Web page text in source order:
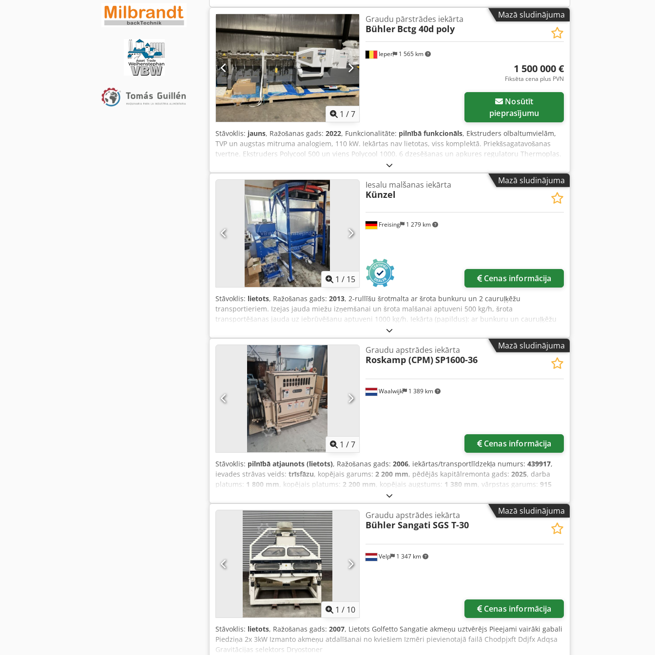
Mazā sludinājuma
1 /7
Ieper 1 565 km
Graudu pārstrādes iekārta
Bühler Bctg 40d poly
1 500 000 €
Fiksēta cena plus PVN
pieprasījumu
Stāvoklis: jauns, Ražošanas gads: 2022, Funkcionalitāte: pilnībā funkcionāls, Ekstruders olbaltumvielām,
TVP un augstas mitruma analogiem, 110 kW. Iekārtas nav lietotas, viss komplektā. Priekšsagatavošanas
tvertne. Ekstruders Polycool 500 un viens Polycool 1000. 6 dzesēšanas un apkures regulatoru Thermoplas.
Buhler dozēšanas sistēma (zaudējums svarā) olbaltumvielām. Nerūsējošā tērauda vadības panelis.
Ekstrudera ventilācijas sistēma. Šķidruma dozēšanas sistēma Netsch. Chjdpfxjzh I Dqs Adqsa
Mazā sludinājuma
1 / 15
Freising 1 279 km
Iesalu malšanas iekārta
Künzel
Cenas informācija
Stāvoklis: lietots, Ražošanas gads: 2013, 2-rullīšu šrotmalta ar šrota bunkuru un 2 cauruļķēžu
transportieriem. Izejas jauda miežu izņemšanai un šrota malšanai aptuveni 500 kg/h, šrota
transportēšanas jauda uz iebrūvēšanu aptuveni 1000 kg/h. Iekārta (papildus): ar bunkuru un cauruļķēžu
transportieriem Miežu transporta jauda apm.: 500 kg/h Malšanas jauda apm.: 500 kg/h Šrota
transportēšanas jauda: 1000 kg/h Šrota bunkura tilpums apm.: 450 kg Novietojums/pozīcija: uzstādīšana
uz līdzenas grīdas, malta uz šrota bunkura Aprīkojums: 1 cauruļķēžu transportieris no silosa līdz maltai, 1
cauruļķēžu transportieris no šrota bunkura līdz vārošanas traukam, 1 miežu šrotmalta, 1 šrota bunkurs
Chedow Tdygopfx Adqja
Mazā sludinājuma
1 /7
Waalwijk 1 389 km
Graudu apstrādes iekārta
Roskamp (CPM)SP1600-36
Cenas informācija
Stāvoklis: pilnībā atjaunots (lietots), Ražošanas gads: 2006, iekārtas/transportlīdzekļa numurs: 439917,
ievades strāvas veids: trīsfāzu, kopējais garums: 2 200 mm, pēdējās kapitālremonta gads: 2025, darba
platums: 1 800 mm, kopējais platums: 2 200 mm, kopējais augstums: 1 380 mm, vārpstas garums: 915
, Pilnībā renovēta Rullīšu dzirnavas Roskamp SP 1600 Viens augsts rullīšu
pāris Rullīšu garums: 915 mm Chodpfx Adex Aifloqoa Rullīša diametrs: 405 mm Svars: 4082 kg Motora
jauda: 45 kW Ražošanas gads: 2006
Mazā sludinājuma
1 / 10
Velp 1 347 km
Graudu apstrādes iekārta
Bühler Sangati SGS T-30
Cenas informācija
Stāvoklis: lietots, Ražošanas gads: 2007, Lietots Golfetto Sangatie akmeņu uztvērējs Pieejami vairāki gabali
Piedziņa 2x 3kW Izmanto akmeņu atdalīšanai no kviešiem Izmēri pievienotajā failā Chodpjxft Ddjfx Adqsa
Gravitācijas selektors Dryostoner